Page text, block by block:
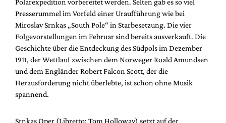
Newsletter
Redaktion
Autor:innen
Partner
Mediadaten
Suche
Polarexpedition vorbereitet werden. Selten gab es so viel
Presserummel im Vorfeld einer Uraufführung wie bei
Miroslav Srnkas „South Pole“ in Starbesetzung. Die vier
Folgevorstellungen im Februar sind bereits ausverkauft. Die
Geschichte über die Entdeckung des Südpols im Dezember
1911, der Wettlauf zwischen dem Norweger Roald Amundsen
und dem Engländer Robert Falcon Scott, der die
Herausforderung nicht überlebte, ist schon ohne Musik
spannend.
Srnkas Oper (Libretto: Tom Holloway) setzt auf der